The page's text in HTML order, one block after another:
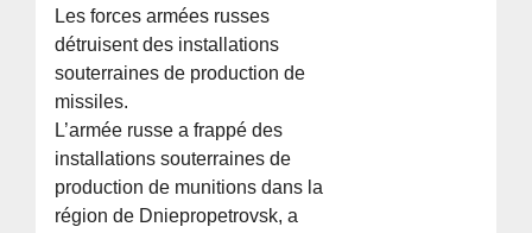
Les forces armées russes
détruisent des installations
souterraines de production de
missiles.
L’armée russe a frappé des
installations souterraines de
production de munitions dans la
région de Dniepropetrovsk, a